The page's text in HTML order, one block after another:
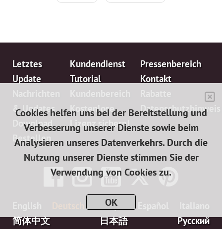
Letztes
Update
& Updates
Download
Bestellen
Kundendienst
Tutorial
Kostenlose
Lizenz sichern!
Pressenbereich
Kontakt
Datenschutzhinweis
Français
简体中文
日本語 Pусский
Cookies helfen uns bei der Bereitstellung und
Verbesserung unserer Dienste sowie beim
Analysieren unseres Datenverkehrs. Durch die
Nutzung unserer Dienste stimmen Sie der
Verwendung von Cookies zu.
OK